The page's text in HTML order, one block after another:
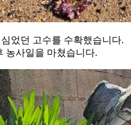
었던 고수를 수확했습니다.
농사일을 마쳤습니다.